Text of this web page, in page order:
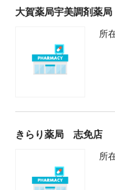
大賀薬局宇美調剤薬局
所
きらり薬局 志免店
所